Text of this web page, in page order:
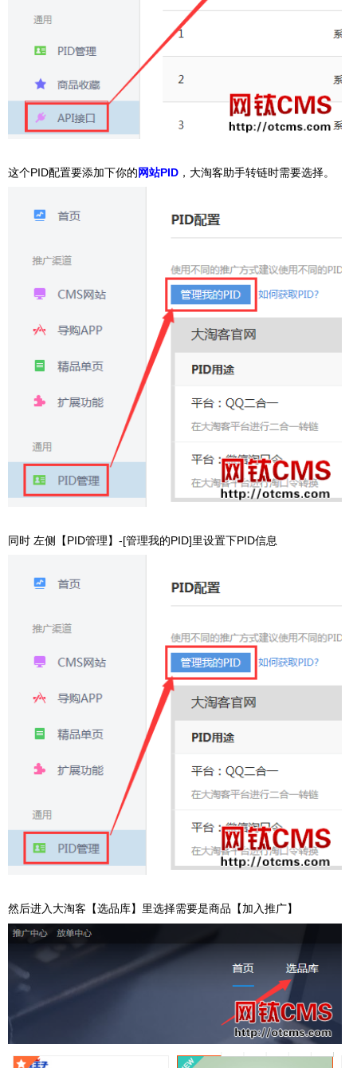
这个PID配置要添加下你的网站PID ，大淘客助手转链时需要选择。
同时 左侧【PID管理】-[管理我的PID]里设置下PID信息
然后进入大淘客【选品库】里选择需要是商品【加入推广】